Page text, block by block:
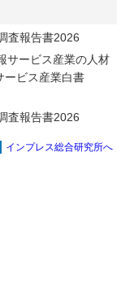
査報告書2026
サービス産業の⼈材
ビス産業⽩書
査報告書2026
インプレス総合研究所へ